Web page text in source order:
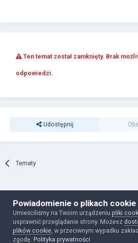
Ten temat został zamknięty. Brak
odpowiedzi.
Udostępnij
Tematy
mokkaforum.pl
Powered by Invision
Powiadomienie o plikach cookie
Umieściliśmy na Twoim urządzeniupliki
usprawnić przeglądanie strony. Możesz
plików cookie , w przeciwnym wypadku
zgodę.Polityka prywatności